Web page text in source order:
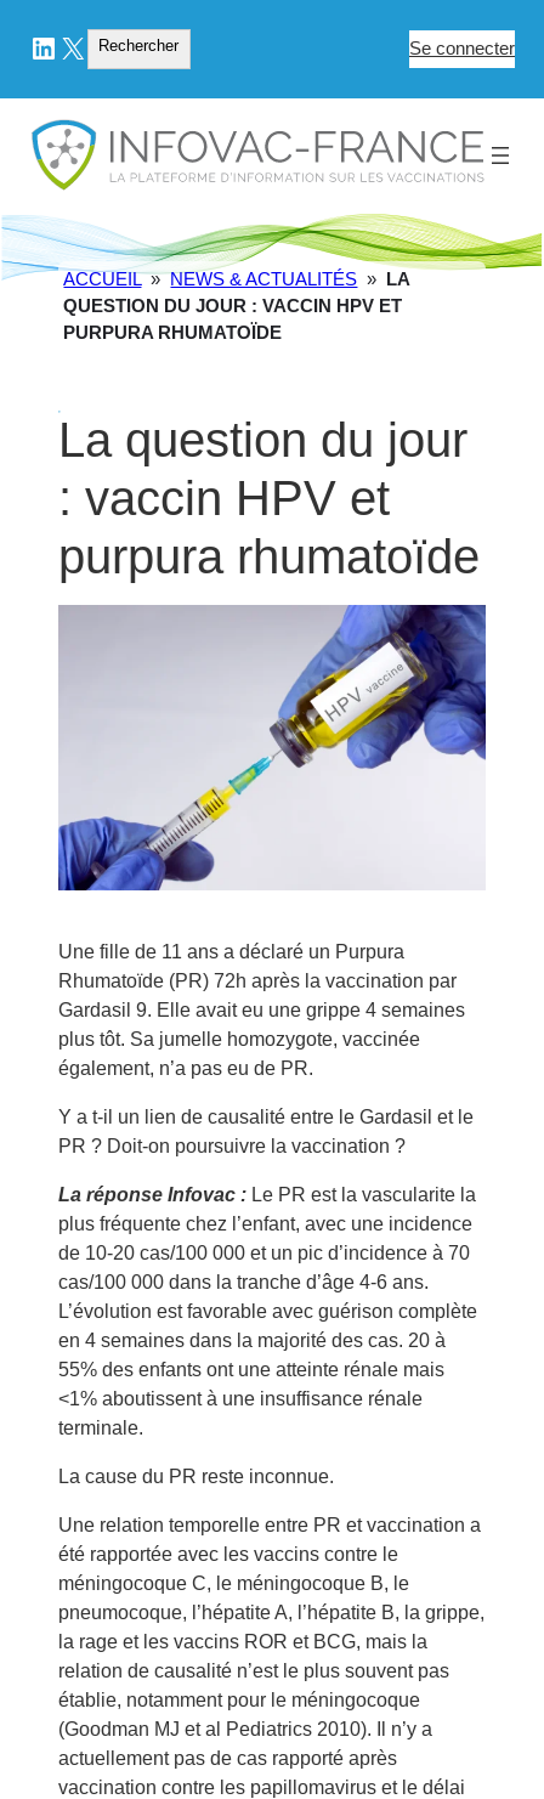
LinkedIn
X Rechercher
Rechercher Se connecter
ACCUEIL » NEWS & ACTUALITÉS » LA
QUESTION DU JOUR : VACCIN HPV ET
PURPURA RHUMATOÏDE
La question du jour
: vaccin HPV et
purpura rhumatoïde
Une fille de 11 ans a déclaré un Purpura
Rhumatoïde (PR) 72h après la vaccination par
Gardasil 9. Elle avait eu une grippe 4 semaines
plus tôt. Sa jumelle homozygote, vaccinée
également, n’a pas eu de PR.
Y a t-il un lien de causalité entre le Gardasil et le
PR ? Doit-on poursuivre la vaccination ?
La réponse Infovac : Le PR est la vascularite la
plus fréquente chez l’enfant, avec une incidence
de 10-20 cas/100 000 et un pic d’incidence à 70
cas/100 000 dans la tranche d’âge 4-6 ans.
L’évolution est favorable avec guérison complète
en 4 semaines dans la majorité des cas. 20 à
55% des enfants ont une atteinte rénale mais
<1% aboutissent à une insuffisance rénale
terminale.
La cause du PR reste inconnue.
Une relation temporelle entre PR et vaccination a
été rapportée avec les vaccins contre le
méningocoque C, le méningocoque B, le
pneumocoque, l’hépatite A, l’hépatite B, la grippe,
la rage et les vaccins ROR et BCG, mais la
relation de causalité n’est le plus souvent pas
établie, notamment pour le méningocoque
(Goodman MJ et al Pediatrics 2010). Il n’y a
actuellement pas de cas rapporté après
vaccination contre les papillomavirus et le délai